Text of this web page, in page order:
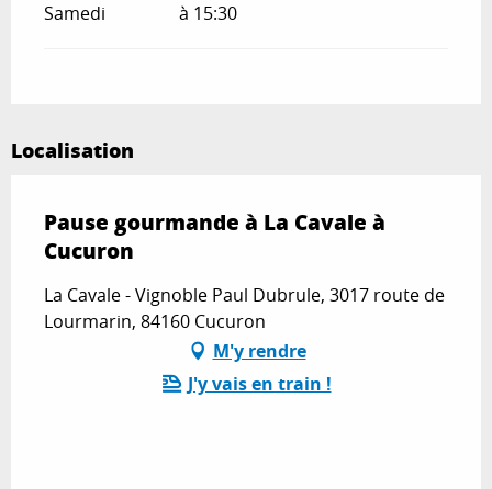
Samedi à 15:30
Localisation
Pause gourmande à La Cavale à
Cucuron
La Cavale - Vignoble Paul Dubrule, 3017 route de
Lourmarin, 84160 Cucuron
M'y rendre
J'y vais en train !